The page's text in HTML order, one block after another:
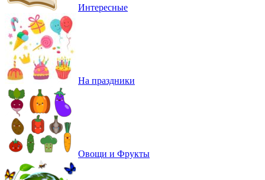
Интересные
На праздники
Овощи и Фрукты